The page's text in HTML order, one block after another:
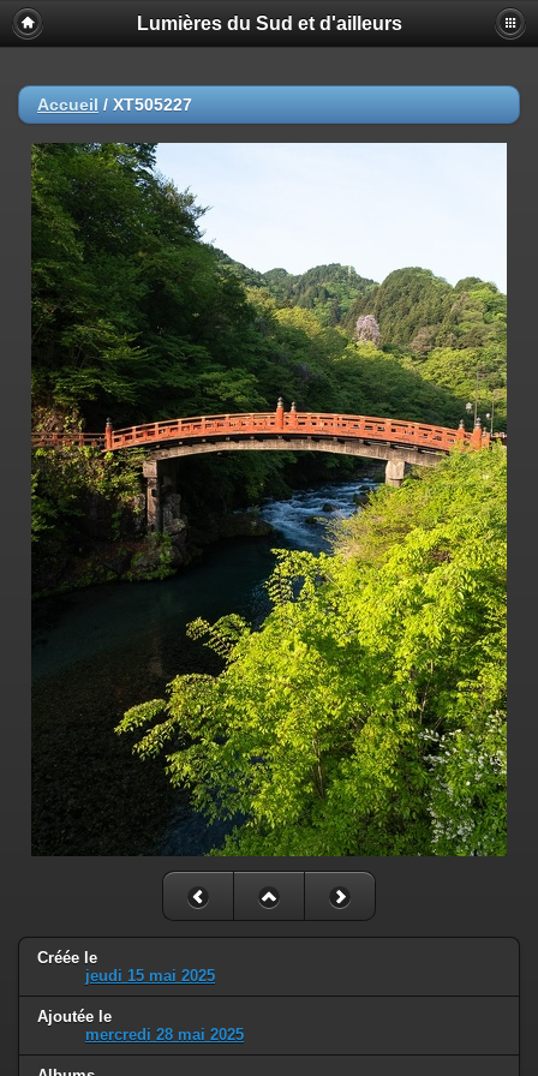
Lumières du Sud et d'ailleurs
Accueil / XT505227
Créée le
jeudi 15 mai 2025
Ajoutée le
mercredi 28 mai 2025